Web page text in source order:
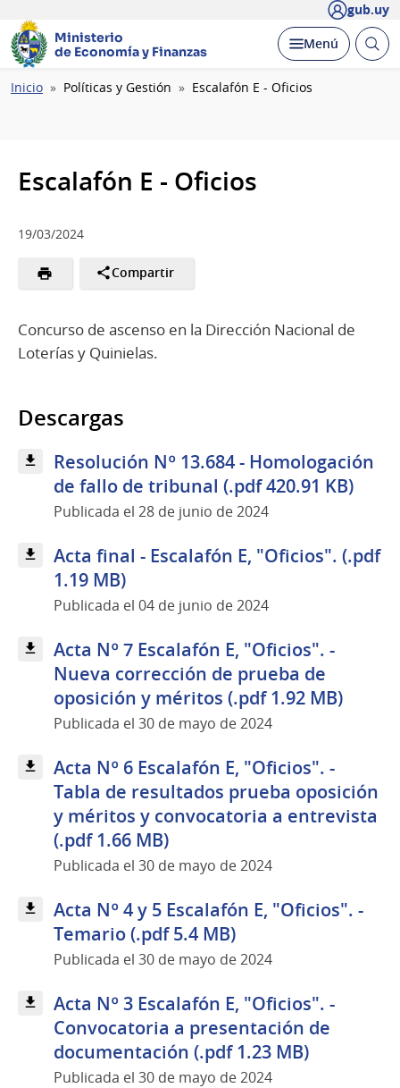
gub.uy
Ministerio
de Economía y Finanzas
Desplegar
Menú Abrir
Ruta
Inicio Políticas y Gestión Escalafón E - Oficios
Escalafón E - Oficios
19/03/2024
Compartir
Concurso de ascenso en la Dirección Nacional de
Loterías y Quinielas.
Descargas
Resolución Nº 13.684 - Homologación
de fallo de tribunal (.pdf 420.91 KB)
Publicada el 28 de junio de 2024
Acta final - Escalafón E, "Oficios". (.pdf
1.19 MB)
Publicada el 04 de junio de 2024
Acta Nº 7 Escalafón E, "Oficios". -
Nueva corrección de prueba de
oposición y méritos (.pdf 1.92 MB)
Publicada el 30 de mayo de 2024
Acta Nº 6 Escalafón E, "Oficios". -
Tabla de resultados prueba oposición
y méritos y convocatoria a entrevista
(.pdf 1.66 MB)
Publicada el 30 de mayo de 2024
Acta Nº 4 y 5 Escalafón E, "Oficios". -
Temario (.pdf 5.4 MB)
Publicada el 30 de mayo de 2024
Acta Nº 3 Escalafón E, "Oficios". -
Convocatoria a presentación de
documentación (.pdf 1.23 MB)
Publicada el 30 de mayo de 2024